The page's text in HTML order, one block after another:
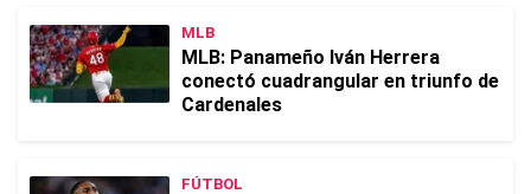
MLB
MLB: Panameño Iván Herrera
conectó cuadrangular en triunfo de
Cardenales
FÚTBOL